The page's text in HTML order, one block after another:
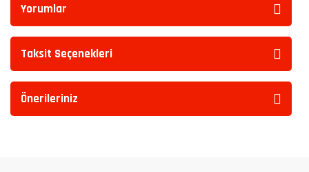
Yorumlar
Taksit Seçenekleri
Önerileriniz